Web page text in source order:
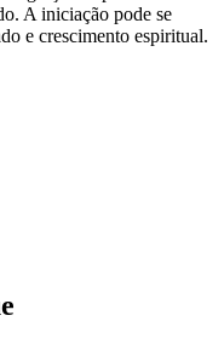
A iniciação pode se
e crescimento espiritual.